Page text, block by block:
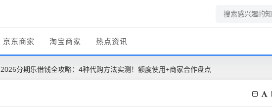
京东商家 淘宝商家 热点资讯
2026分期乐借钱全攻略：4种代购方法实测！额度使用+商家合作盘点